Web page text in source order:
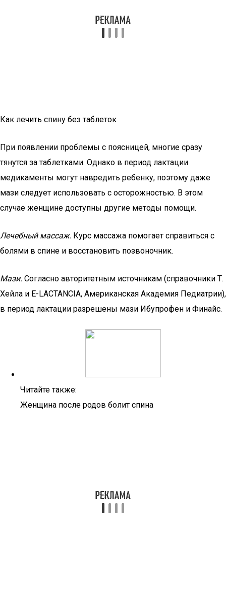
Как лечить спину без таблеток
При появлении проблемы с поясницей, многие сразу
тянутся за таблетками. Однако в период лактации
медикаменты могут навредить ребенку, поэтому даже
мази следует использовать с осторожностью. В этом
случае женщине доступны другие методы помощи.
Лечебный массаж. Курс массажа помогает справиться с
болями в спине и восстановить позвоночник.
Мази. Согласно авторитетным источникам (справочники Т.
Хейла и E-LACTANCIA, Американская Академия Педиатрии),
в период лактации разрешены мази Ибупрофен и Финайс.
Читайте также:
Женщина после родов болит спина